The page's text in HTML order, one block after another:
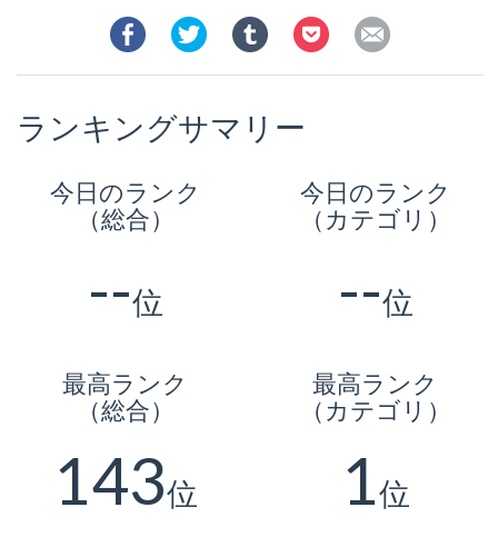
ランキングサマリー
今日のランク
（総合）
--位
今日のランク
（カテゴリ）
--位
最高ランク
（総合）
143位
最高ランク
（カテゴリ）
1位